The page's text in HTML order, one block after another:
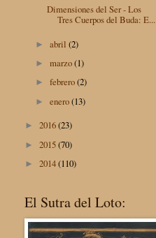
Dimensiones del Ser - Los
Tres Cuerpos del Buda: E...
►abril(2)
►marzo(1)
►febrero(2)
►enero(13)
► 2016(23)
► 2015(70)
► 2014(110)
El Sutra del Loto: